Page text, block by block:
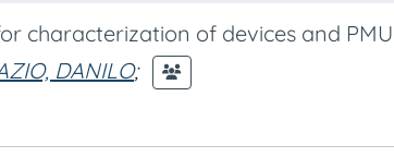
characterization of devices and
DANILO;